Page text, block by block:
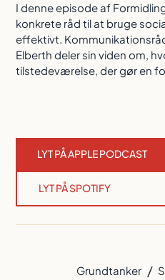
I denne episode af
konkrete råd til at bruge
effektivt.
Elberth deler sin viden om,
tilstedeværelse, der gør en
LYT PÅ APPLE PODCAST
LYT PÅ SPOTIFY
Grundtanker /